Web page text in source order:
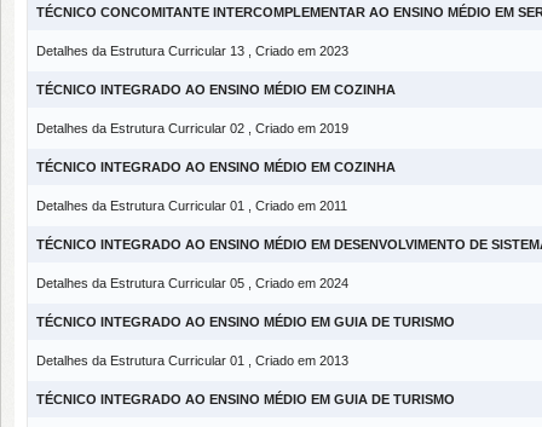
TÉCNICO CONCOMITANTE INTERCOMPLEMENTAR AO ENSINO MÉDIO EM
Detalhes da Estrutura Curricular 13 , Criado em 2023
TÉCNICO INTEGRADO AO ENSINO MÉDIO EM COZINHA
Detalhes da Estrutura Curricular 02 , Criado em 2019
TÉCNICO INTEGRADO AO ENSINO MÉDIO EM COZINHA
Detalhes da Estrutura Curricular 01 , Criado em 2011
TÉCNICO INTEGRADO AO ENSINO MÉDIO EM DESENVOLVIMENTO DE
Detalhes da Estrutura Curricular 05 , Criado em 2024
TÉCNICO INTEGRADO AO ENSINO MÉDIO EM GUIA DE TURISMO
Detalhes da Estrutura Curricular 01 , Criado em 2013
TÉCNICO INTEGRADO AO ENSINO MÉDIO EM GUIA DE TURISMO